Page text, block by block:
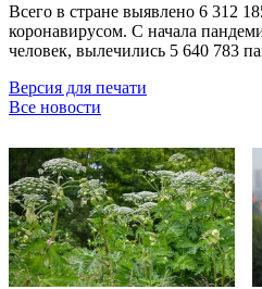
Всего в стране выявлено 6 312
коронавирусом. С начала
человек, вылечились 5 640 783
Версия для печати
Все новости